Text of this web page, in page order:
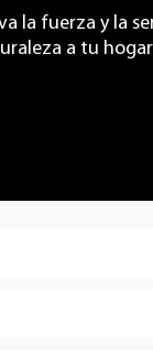
la fuerza y ​​la
a tu